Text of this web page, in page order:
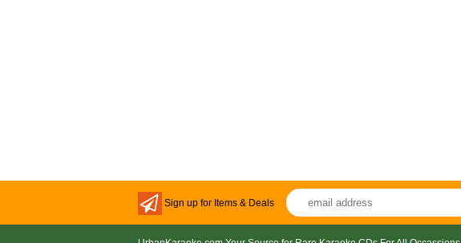
Sign up for Items & Deals